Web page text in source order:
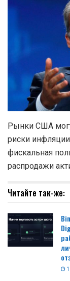
Рынки США
риски
фискальная
распродажи
Читайте так-же: